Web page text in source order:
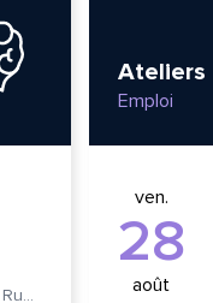
Cité des Métiers du Grand Genève 6 Rue Prévost-Martin 1205 Genève
Ateliers
Emploi
ven.
28
août